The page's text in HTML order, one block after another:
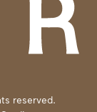
reserved.